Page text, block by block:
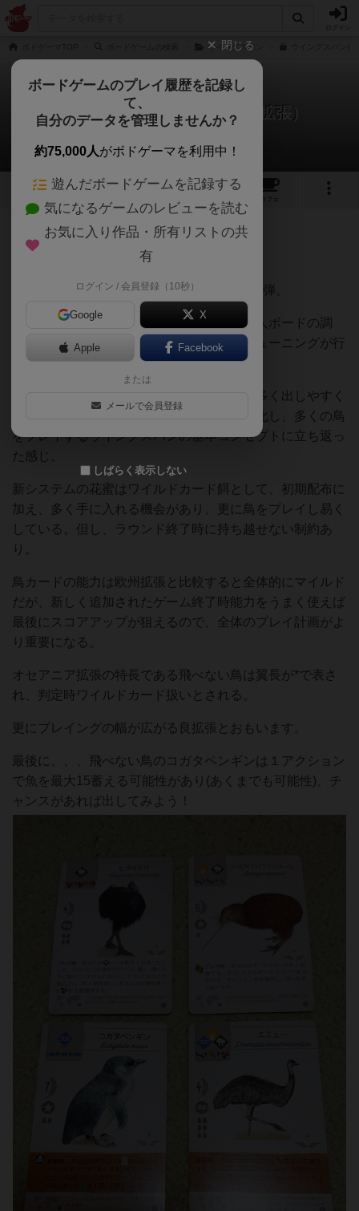
ウイングスパン
ウイングスパン：大洋の翼（拡張）
でゃーこさんのレビュー
6 1 17
カフェ
706名 0名 0 約5年前
傑作ボードゲームウイングスパンの拡張第2弾。
オセアニアの鳥カード追加だけでなく、個人ボードの調
整、花蜜の追加とゲームシステム自体のチューニングが行
われた。
餌、鳥獲得のアクションが強化され、鳥を多く出しやすく
なり、代わりに産卵アクションがやや弱体化し、多くの鳥
をプレイするウイングスパンの基本コンセプトに立ち返っ
た感じ。
新システムの花蜜はワイルドカード餌として、初期配布に
加え、多く手に入れる機会があり、更に鳥をプレイし易く
している。但し、ラウンド終了時に持ち越せない制約あ
り。
鳥カードの能力は欧州拡張と比較すると全体的にマイルド
だが、新しく追加されたゲーム終了時能力をうまく使えば
最後にスコアアップが狙えるので、全体のプレイ計画がよ
り重要になる。
オセアニア拡張の特長である飛べない鳥は翼長が*で表さ
れ、判定時ワイルドカード扱いとされる。
更にプレイングの幅が広がる良拡張とおもいます。
最後に、、、飛べない鳥のコガタペンギンは１アクション
で魚を最大15蓄える可能性があり(あくまでも可能性)、チ
ャンスがあれば出してみよう！
閉じる
ボードゲームのプレイ履歴を記録し
て、
自分のデータを管理しませんか？
約75,000人がボドゲーマを利用中！
遊んだボードゲームを記録する
気になるゲームのレビューを読む
お気に入り作品・所有リストの共
有
ログイン / 会員登録（10秒）
Google X
Apple Facebook
または
メールで会員登録
しばらく表示しない